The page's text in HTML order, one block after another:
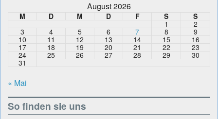
August 2026
M D M D F S
S
1
2
3
4 5 6 7 8
9
10
11 12 13 14 15
16
17
18 19 20 21 22
23
24
25 26 27 28 29
30
31
« Mai
So finden sie uns